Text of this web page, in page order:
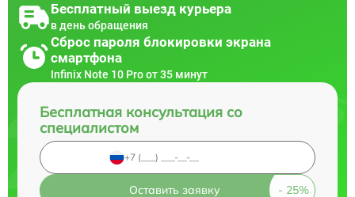
Бесплатный выезд курьера
в день обращения
Сброс пароля блокировки экрана
смартфона
Infinix Note 10 Pro от 35 минут
Бесплатная консультация со
специалистом
Оставить заявку